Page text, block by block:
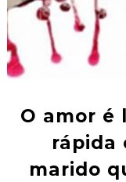
O amor é
rápida
marido